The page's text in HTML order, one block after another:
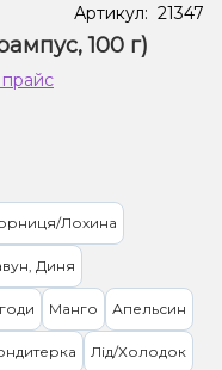
Артикул: 21347
100 г)
Лохина
Диня
Манго Апельсин
Лід/Холодок